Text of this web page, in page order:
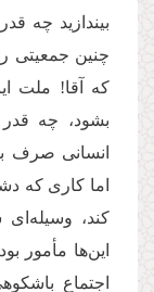
بیندازید چه
چنین جمعیتی
که آقا! ملت
بشود، چه قدر
انسانی صرف
اما کاری که
کند،
این‌ها مأمور
اجتماع